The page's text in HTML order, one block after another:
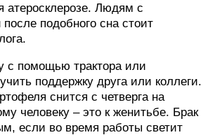
Людям с
подобного сна стоит
с помощью трактора или
поддержку друга или коллеги.
снится с четверга на
человеку – это к женитьбе. Брак
если во время работы светит